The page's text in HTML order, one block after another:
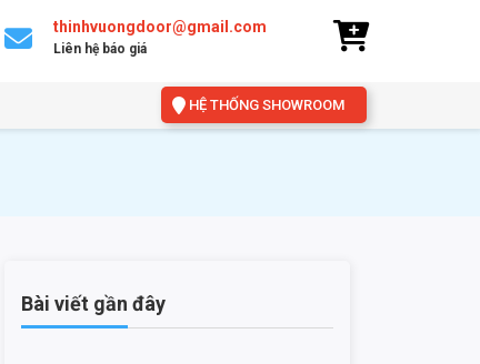
thinhvuongdoor@gmail.com
Liên hệ báo giá
HỆ THỐNG SHOWROOM
Bài viết gần đây